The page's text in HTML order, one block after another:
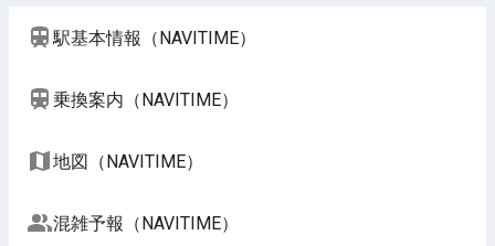
駅基本情報（NAVITIME）
乗換案内（NAVITIME）
地図（NAVITIME）
混雑予報（NAVITIME）